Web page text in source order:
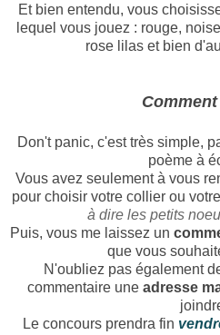
Et bien entendu, vous
lequel vous jouez : rouge,
rose lilas et bien
Don't panic, c'est très simple,
poème à
Vous avez seulement à vous
pour choisir votre collier ou
à dire les petits
Puis, vous me laissez un
que vous
N'oubliez pas également
commentaire une adresse
Le concours prendra fin